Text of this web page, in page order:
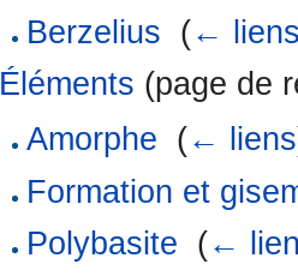
Berzelius (←
Éléments (page de
Amorphe (← liens
Formation et
Polybasite (←